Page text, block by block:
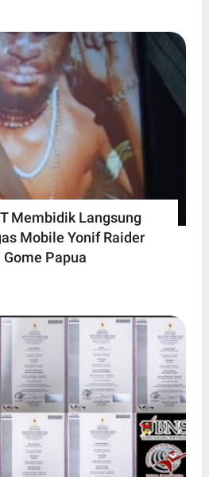
Membidik Langsung
Mobile Yonif Raider
Papua